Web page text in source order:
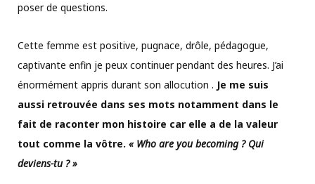
poser de questions.
Cette femme est positive, pugnace, drôle, pédagogue,
captivante enfin je peux continuer pendant des heures. J’ai
énormément appris durant son allocution . Je me suis
aussi retrouvée dans ses mots notamment dans le
fait de raconter mon histoire car elle a de la valeur
tout comme la vôtre. « Who are you becoming ? Qui
deviens-tu ? »